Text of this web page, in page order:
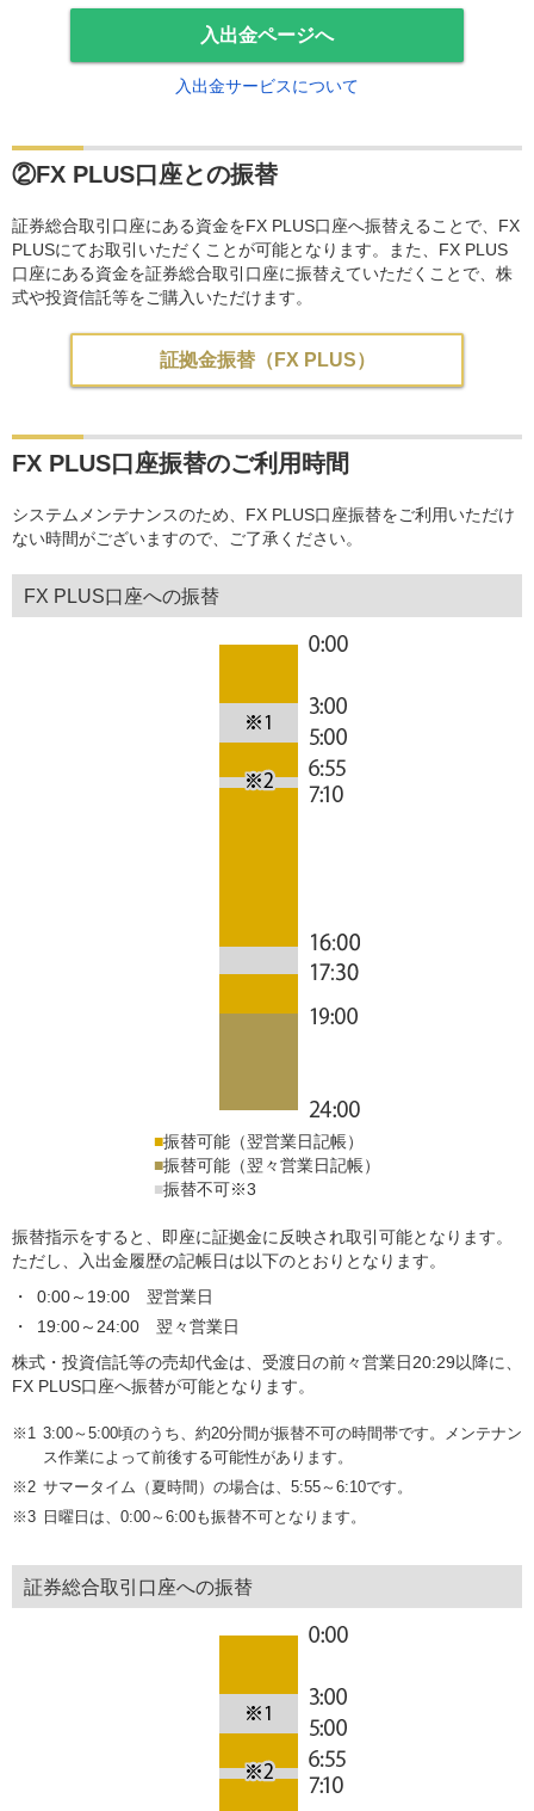
入出金ページへ
入出金サービスについて
②FX PLUS口座との振替
証券総合取引口座にある資金をFX PLUS口座へ振替えることで、FX
PLUSにてお取引いただくことが可能となります。また、FX PLUS
口座にある資金を証券総合取引口座に振替えていただくことで、株
式や投資信託等をご購入いただけます。
証拠金振替（FX PLUS）
FX PLUS口座振替のご利用時間
システムメンテナンスのため、FX PLUS口座振替をご利用いただけ
ない時間がございますので、ご了承ください。
FX PLUS口座への振替
■振替可能（翌営業日記帳）
■振替可能（翌々営業日記帳）
■振替不可※3
振替指示をすると、即座に証拠金に反映され取引可能となります。
ただし、入出金履歴の記帳日は以下のとおりとなります。
0:00～19:00 翌営業日
19:00～24:00 翌々営業日
株式・投資信託等の売却代金は、受渡日の前々営業日20:29以降に、
FX PLUS口座へ振替が可能となります。
3:00～5:00頃のうち、約20分間が振替不可の時間帯です。メンテナン
ス作業によって前後する可能性があります。
サマータイム（夏時間）の場合は、5:55～6:10です。
日曜日は、0:00～6:00も振替不可となります。
証券総合取引口座への振替